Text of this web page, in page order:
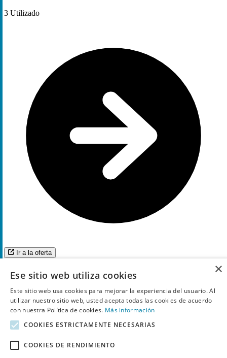
3 Utilizado
Ir a la oferta
Descuento
código descuento
-50% descuento en la segunda unidad
Utilizado
×
Ese sitio web utiliza cookies
Este sitio web usa cookies para mejorar la experiencia del usuario. Al
utilizar nuestro sitio web, usted acepta todas las cookies de acuerdo
con nuestra Política de cookies. Más información
COOKIES ESTRICTAMENTE NECESARIAS
COOKIES DE RENDIMIENTO